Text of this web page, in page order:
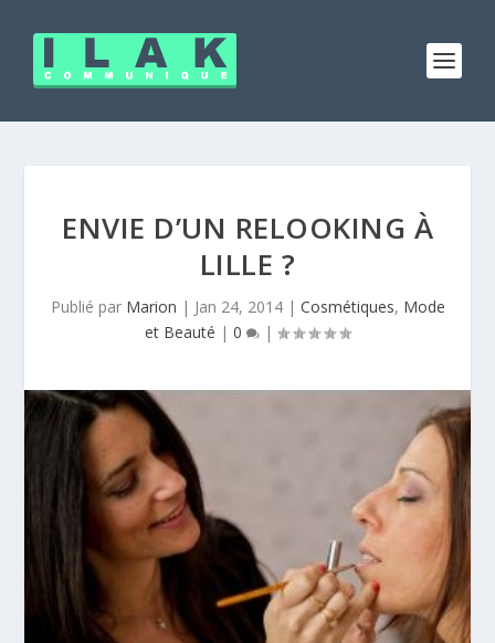
ENVIE D’UN RELOOKING À
LILLE ?
Publié par Marion | Jan 24, 2014| Cosmétiques, Mode
et Beauté | 0 |